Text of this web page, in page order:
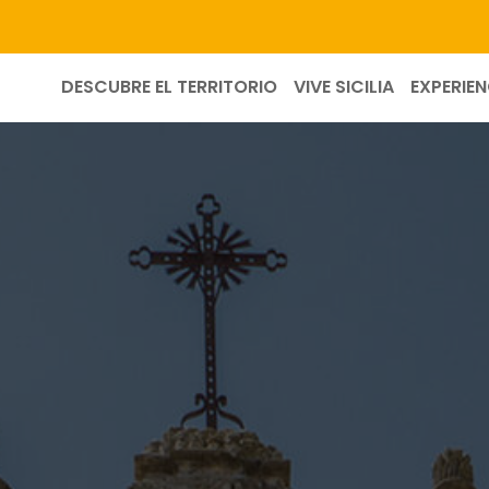
DESCUBRE EL TERRITORIO VIVE SICILIA